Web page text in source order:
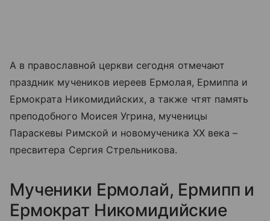
А в православной церкви сегодня отмечают
праздник мучеников иереев Ермолая, Ермиппа и
Ермократа Никомидийских, а также чтят память
преподобного Моисея Угрина, мученицы
Параскевы Римской и новомученика XX века –
пресвитера Сергия Стрельникова.
Мученики Ермолай, Ермипп и
Ермократ Никомидийские